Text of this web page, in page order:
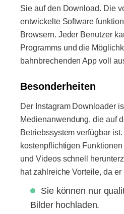
Sie auf den Download. Die
entwickelte Software
Browsern. Jeder Benutzer
Programms und die
bahnbrechenden App voll
Besonderheiten
Der Instagram Downloader
Medienanwendung, die auf
Betriebssystem verfügbar
kostenpflichtigen
und Videos schnell
hat zahlreiche Vorteile, da
Sie können nur
Bilder hochladen.